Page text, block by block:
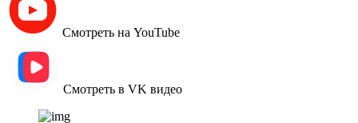
Смотреть на YouTube
Смотреть в VK видео